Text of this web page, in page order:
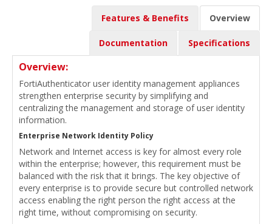
Overview
Features & Benefits
Specifications
Documentation
Overview:
FortiAuthenticator user identity management appliances
strengthen enterprise security by simplifying and
centralizing the management and storage of user identity
information.
Enterprise Network Identity Policy
Network and Internet access is key for almost every role
within the enterprise; however, this requirement must be
balanced with the risk that it brings. The key objective of
every enterprise is to provide secure but controlled network
access enabling the right person the right access at the
right time, without compromising on security.